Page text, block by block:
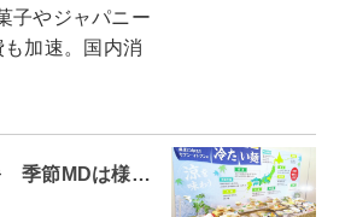
子やジャパニー
加速。国内消
季節MDは様…